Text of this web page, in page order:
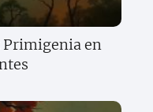
Primigenia en